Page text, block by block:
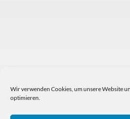
Wir verwenden Cookies, um unsere Website
optimieren.